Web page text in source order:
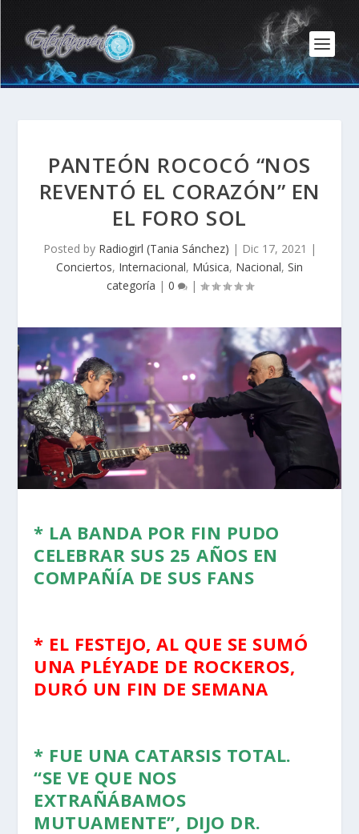
PANTEÓN ROCOCÓ “NOS
REVENTÓ EL CORAZÓN” EN
EL FORO SOL
Posted by Radiogirl (Tania Sánchez) | Dic 17, 2021 |
Conciertos, Internacional, Música, Nacional, Sin
categoría | 0 |
* LA BANDA POR FIN PUDO
CELEBRAR SUS 25 AÑOS EN
COMPAÑÍA DE SUS FANS
* EL FESTEJO, AL QUE SE SUMÓ
UNA PLÉYADE DE ROCKEROS,
DURÓ UN FIN DE SEMANA
* FUE UNA CATARSIS TOTAL.
“SE VE QUE NOS
EXTRAÑÁBAMOS
MUTUAMENTE”, DIJO DR.